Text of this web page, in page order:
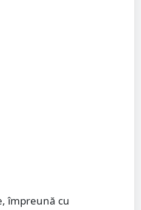
împreună cu